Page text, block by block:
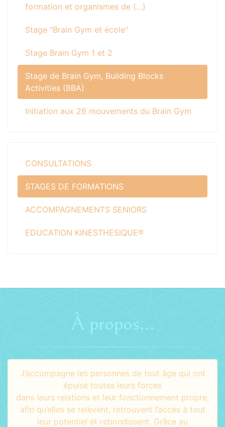
formation et organismes de (…)
Stage "Brain Gym et école"
Stage Brain Gym 1 et 2
Stage de Brain Gym, Building Blocks
Activities (BBA)
Initiation aux 26 mouvements du Brain Gym
CONSULTATIONS
STAGES DE FORMATIONS
ACCOMPAGNEMENTS SENIORS
EDUCATION KINESTHESIQUE®
À propos...
J’accompagne les personnes de tout âge qui ont
épuisé toutes leurs forces
dans leurs relations et leur fonctionnement propre,
afin qu’elles se relèvent, retrouvent l’accès à tout
leur potentiel et rebondissent. Grâce au